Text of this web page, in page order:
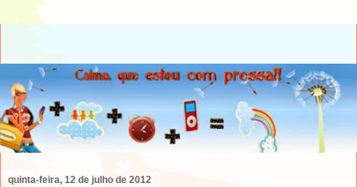
quinta-feira, 12 de julho de 2012